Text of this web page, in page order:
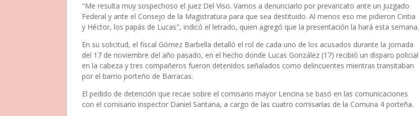
"Me resulta muy sospechoso el juez Del Viso. Vamos a denunciarlo por prevaricato ante un Juzgado
Federal y ante el Consejo de la Magistratura para que sea destituido. Al menos eso me pidieron Cintia
y Héctor, los papás de Lucas", indicó el letrado, quien agregó que la presentación la hará esta semana.
En su solicitud, el fiscal Gómez Barbella detalló el rol de cada uno de los acusados durante la jornada
del 17 de noviembre del año pasado, en el hecho donde Lucas González (17) recibió un disparo policial
en la cabeza y tres compañeros fueron detenidos señalados como delincuentes mientras transitaban
por el barrio porteño de Barracas.
El pedido de detención que recae sobre el comisario mayor Lencina se basó en las comunicaciones
con el comisario inspector Daniel Santana, a cargo de las cuatro comisarías de la Comuna 4 porteña.